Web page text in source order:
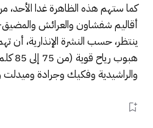
كما ستهم هذه الظاهرة غدا الأحد،
أقاليم شفشاون والعرائش
ينتظر، حسب النشرة الإنذارية، أن
هبوب
والراشيدية وفكيك وجرادة وميدلت